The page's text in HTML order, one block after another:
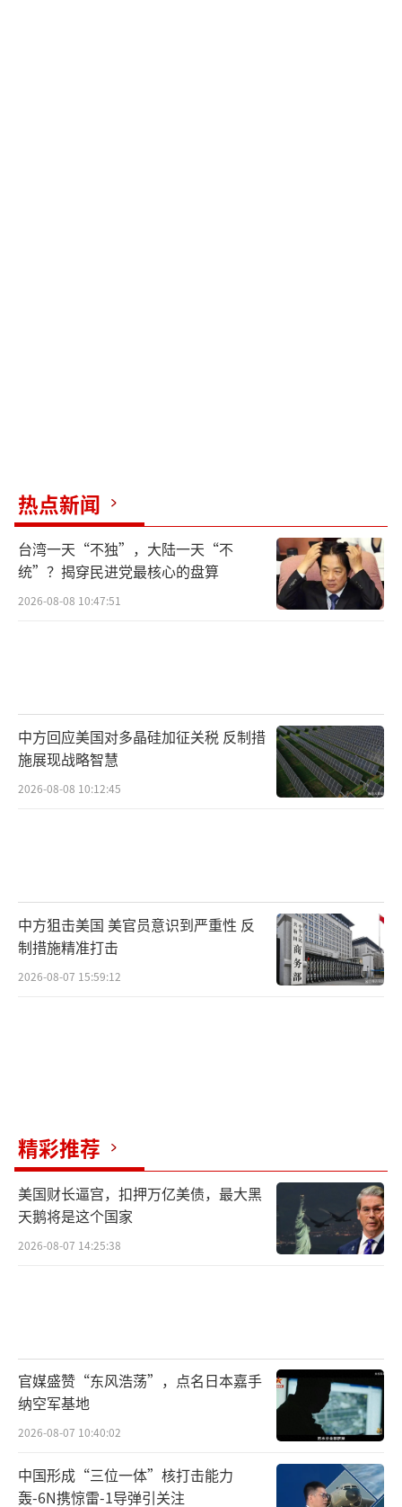
热点新闻
台湾一天“不独”，大陆一天“不
统”？揭穿民进党最核心的盘算
2026-08-08 10:47:51
中方回应美国对多晶硅加征关税 反制措
施展现战略智慧
2026-08-08 10:12:45
中方狙击美国 美官员意识到严重性 反
制措施精准打击
2026-08-07 15:59:12
精彩推荐
美国财长逼宫，扣押万亿美债，最大黑
天鹅将是这个国家
2026-08-07 14:25:38
官媒盛赞“东风浩荡”，点名日本嘉手
纳空军基地
2026-08-07 10:40:02
中国形成“三位一体”核打击能力
轰-6N携惊雷-1导弹引关注